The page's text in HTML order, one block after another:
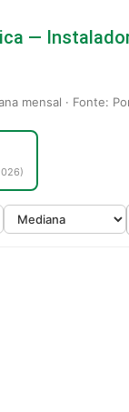
—
mensal · Fonte: